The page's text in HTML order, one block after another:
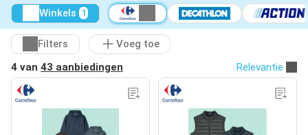
Winkels 1
Filters
Voeg toe
4 van 43 aanbiedingen Relevantie